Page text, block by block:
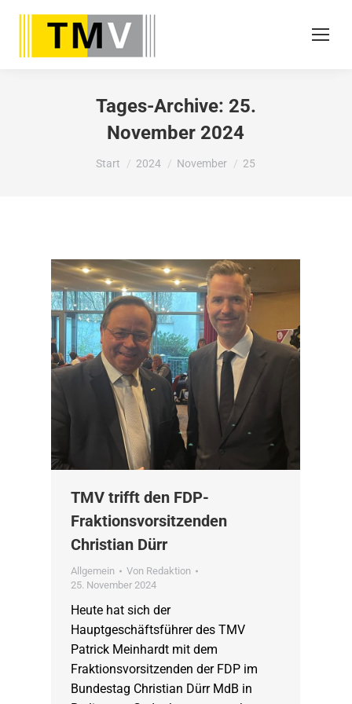
Tages-Archive: 25.
November 2024
Sie befinden sich hier:
Start 2024 November 25
TMV trifft den FDP-
Fraktionsvorsitzenden
Christian Dürr
Allgemein Von Redaktion
25. November 2024
Heute hat sich der
Hauptgeschäftsführer des TMV
Patrick Meinhardt mit dem
Fraktionsvorsitzenden der FDP im
Bundestag Christian Dürr MdB in